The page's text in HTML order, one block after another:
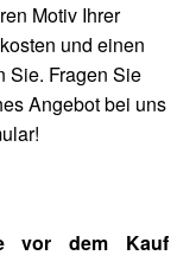
Motiv Ihrer
und einen
Sie. Fragen Sie
Angebot bei uns
vor dem Kauf